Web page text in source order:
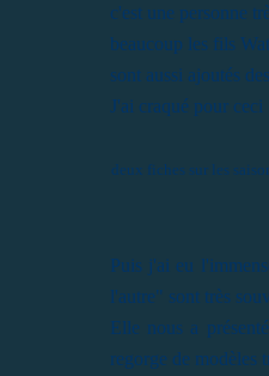
c'est une personne
beaucoup les fils
sont aussi ajoutés
J'ai craqué pour ceci
deux fiches sur les
Puis j'ai eu
l'autre" sont très
Elle nous a
regorge de modèles